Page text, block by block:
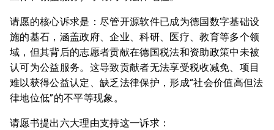
请愿的核心诉求是：尽管开源软件已成为德国数字基础设
施的基石，涵盖政府、企业、科研、医疗、教育等多个领
域，但其背后的志愿者贡献在德国税法和资助政策中未被
认可为公益服务。这导致贡献者无法享受税收减免、项目
难以获得公益认定、缺乏法律保护，形成“社会价值高但法
律地位低”的不平等现象。
请愿书提出六大理由支持这一诉求：